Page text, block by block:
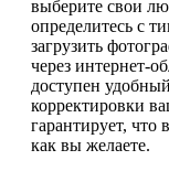
выберите свои
определитесь с
загрузить
через интернет-
доступен
корректировки
гарантирует, что
как вы желаете.